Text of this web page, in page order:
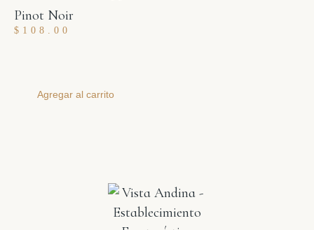
Pinot Noir
$ 108.00
Agregar al carrito